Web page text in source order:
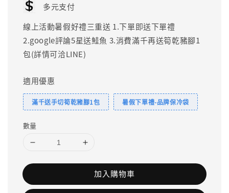
多元支付
線上活動暑假好禮三重送 1.下單即送下單禮
2.google評論5星送鮭魚 3.消費滿千再送筍乾豬腳1
包(詳情可洽LINE)
適用優惠
滿千送手切筍乾豬腳1包 暑假下單禮-品牌保冷袋
數量
加入購物車